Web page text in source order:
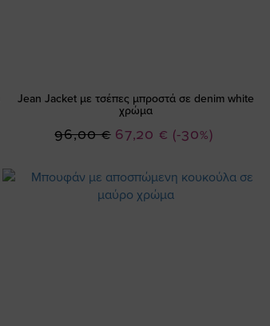
Jean Jacket με τσέπες μπροστά σε denim white
χρώμα
(-30%)
Ειδική
67,20 €
96,00 €